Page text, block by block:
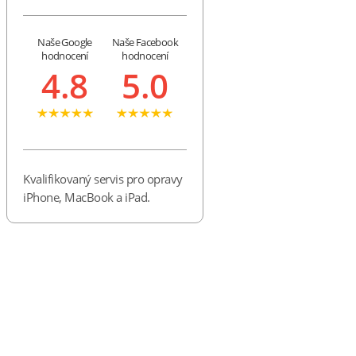
Naše Google
hodnocení
4.8
Naše Facebook
hodnocení
5.0
Kvalifikovaný servis pro opravy
iPhone, MacBook a iPad.